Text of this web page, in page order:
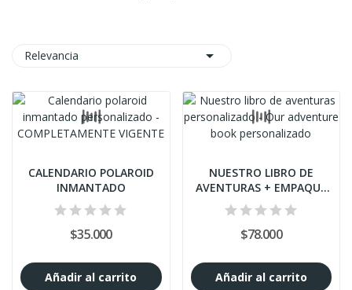
Relevancia 
CALENDARIO POLAROID
INMANTADO
$35.000
Añadir al carrito
NUESTRO LIBRO DE
AVENTURAS + EMPAQUE
PREMIUM
$78.000
Añadir al carrito